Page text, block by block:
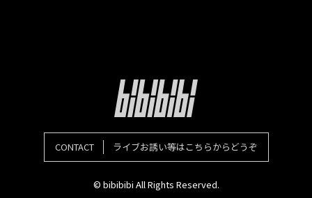
CONTACT ライブお誘い等はこちらからどうぞ
© bibibibi All Rights Reserved.